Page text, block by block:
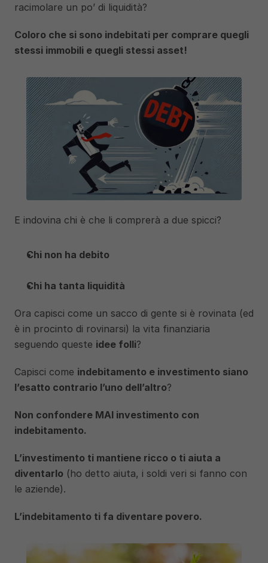
racimolare un po’ di liquidità?
Coloro che si sono indebitati per comprare quegli
stessi immobili e quegli stessi asset!
E indovina chi è che li comprerà a due spicci?
Chi non ha debito
Chi ha tanta liquidità
Ora capisci come un sacco di gente si è rovinata (ed
è in procinto di rovinarsi) la vita finanziaria
seguendo queste idee folli?
Capisci come indebitamento e investimento siano
l’esatto contrario l’uno dell’altro?
Non confondere MAI investimento con
indebitamento.
L’investimento ti mantiene ricco o ti aiuta a
diventarlo (ho detto aiuta, i soldi veri si fanno con
le aziende).
L’indebitamento ti fa diventare povero.